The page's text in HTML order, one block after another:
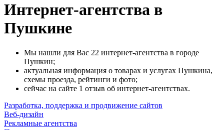
Интернет-агентства в
Пушкине
Мы нашли для Вас 22 интернет-агентства в городе
Пушкин;
актуальная информация о товарах и услугах Пушкина,
схемы проезда, рейтинги и фото;
сейчас на сайте 1 отзыв об интернет-агентствах.
Разработка, поддержка и продвижение сайтов
Веб-дизайн
Рекламные агентства